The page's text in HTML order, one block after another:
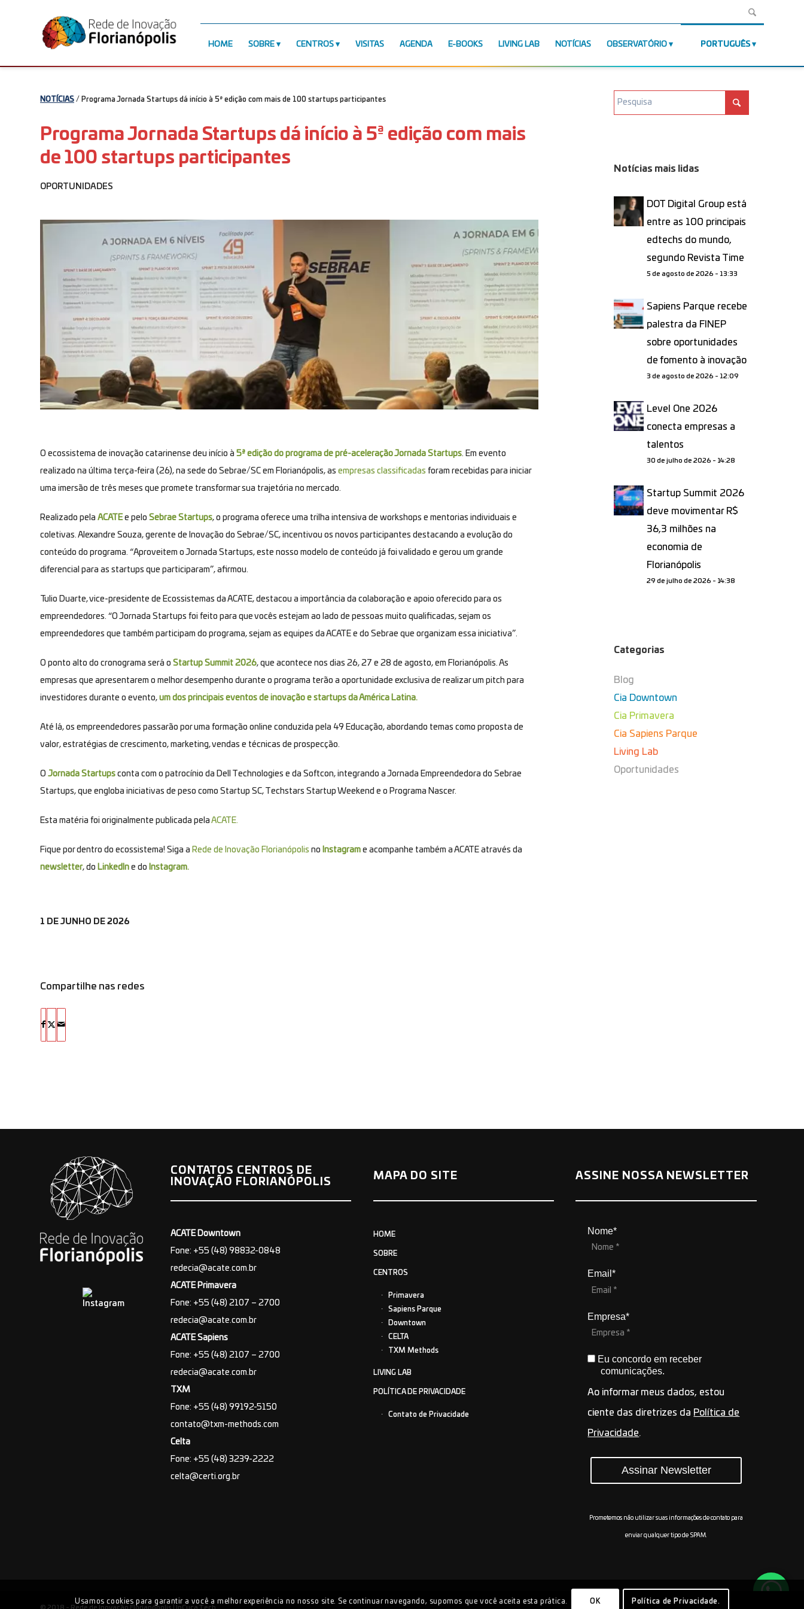
HOME SOBRE CENTROS VISITAS AGENDA E-BOOKS LIVING LAB NOTÍCIAS OBSERVATÓRIO PORTUGUÊS
NOTÍCIAS / Programa Jornada Startups dá início à 5ª edição com mais de 100 startups participantes
Programa Jornada Startups dá início à 5ª edição com mais
de 100 startups participantes
OPORTUNIDADES
O ecossistema de inovação catarinense deu início à 5ª edição do programa de pré-aceleração Jornada Startups. Em evento
realizado na última terça-feira (26), na sede do Sebrae/SC em Florianópolis, as empresas classificadas foram recebidas para iniciar
uma imersão de três meses que promete transformar sua trajetória no mercado.
Realizado pela ACATEe pelo Sebrae Startups, o programa oferece uma trilha intensiva de workshops e mentorias individuais e
coletivas. Alexandre Souza, gerente de Inovação do Sebrae/SC, incentivou os novos participantes destacando a evolução do
conteúdo do programa. “Aproveitem o Jornada Startups, este nosso modelo de conteúdo já foi validado e gerou um grande
diferencial para as startups que participaram”, afirmou.
Tulio Duarte, vice-presidente de Ecossistemas da ACATE, destacou a importância da colaboração e apoio oferecido para os
empreendedores. “O Jornada Startups foi feito para que vocês estejam ao lado de pessoas muito qualificadas, sejam os
empreendedores que também participam do programa, sejam as equipes da ACATE e do Sebrae que organizam essa iniciativa”.
O ponto alto do cronograma será o Startup Summit 2026, que acontece nos dias 26, 27 e 28 de agosto, em Florianópolis. As
empresas que apresentarem o melhor desempenho durante o programa terão a oportunidade exclusiva de realizar um pitch para
investidores durante o evento, um dos principais eventos de inovação e startups da América Latina.
Até lá, os empreendedores passarão por uma formação online conduzida pela 49 Educação, abordando temas como proposta de
valor, estratégias de crescimento, marketing, vendas e técnicas de prospecção.
O Jornada Startups conta com o patrocínio da Dell Technologies e da Softcon, integrando a Jornada Empreendedora do Sebrae
Startups, que engloba iniciativas de peso como Startup SC, Techstars Startup Weekend e o Programa Nascer.
Esta matéria foi originalmente publicada pela ACATE.
Fique por dentro do ecossistema! Siga a Rede de Inovação Florianópolis no Instagram e acompanhe também a ACATE através da
newsletter, do LinkedIn e do Instagram.
1 DE JUNHO DE 2026
Compartilhe nas redes
Notícias mais lidas
DOT Digital Group está
entre as 100 principais
edtechs do mundo,
segundo Revista Time
5 de agosto de 2026 - 13:33
Sapiens Parque recebe
palestra da FINEP
sobre oportunidades
de fomento à inovação
3 de agosto de 2026 - 12:09
Level One 2026
conecta empresas a
talentos
30 de julho de 2026 - 14:28
Startup Summit 2026
deve movimentar R$
36,3 milhões na
economia de
Florianópolis
29 de julho de 2026 - 14:38
Categorias
Blog
Cia Downtown
Cia Primavera
Cia Sapiens Parque
Living Lab
Oportunidades
CONTATOS CENTROS DE
INOVAÇÃO FLORIANÓPOLIS
ACATE Downtown
Fone: +55 (48) 98832-0848
redecia@acate.com.br
ACATE Primavera
Fone: +55 (48) 2107 – 2700
redecia@acate.com.br
ACATE Sapiens
Fone: +55 (48) 2107 – 2700
redecia@acate.com.br
TXM
Fone: +55 (48) 99192-5150
contato@txm-methods.com
Celta
Fone: +55 (48) 3239-2222
celta@certi.org.br
MAPA DO SITE
HOME
SOBRE
CENTROS
Primavera
Sapiens Parque
Downtown
CELTA
TXM Methods
LIVING LAB
POLÍTICA DE PRIVACIDADE
Contato de Privacidade
ASSINE NOSSA NEWSLETTER
Nome*
Email*
Empresa*
Eu concordo em receber
comunicações.
Ao informar meus dados, estou
ciente das diretrizes da Política de
Privacidade.
Assinar Newsletter
Prometemos não utilizar suas informações de contato para
enviar qualquer tipo de SPAM.
© 2018 - Rede de Inovação Florianópolis | InCuca Tech
Usamos cookies para garantir a você a melhor experiência no nosso site. Se continuar navegando, supomos que você aceita esta prática. OK Política de Privacidade.